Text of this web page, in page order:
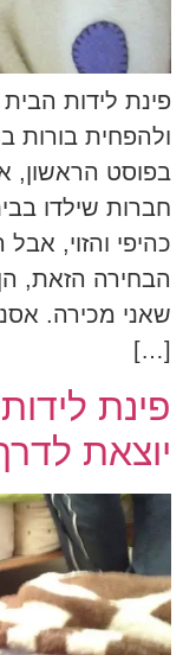
פינת לידות
ולהפחית בורות
בפוסט הראשון,
חברות שילדו
כהיפי והזוי,
הבחירה הזאת,
שאני מכירה.
[…]
פינת
יוצאת